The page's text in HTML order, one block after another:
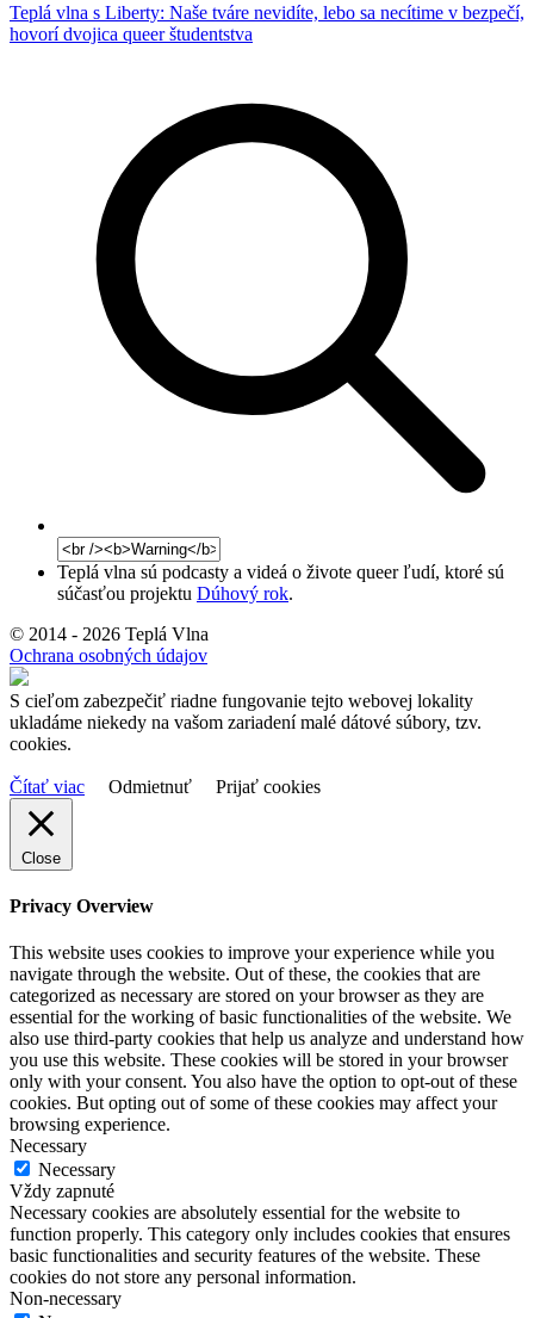
Teplá vlna s Liberty: Naše tváre nevidíte, lebo sa necítime v bezpečí,
hovorí dvojica queer študentstva
Teplá vlna sú podcasty a videá o živote queer ľudí, ktoré sú
súčasťou projektu Dúhový rok.
© 2014 - 2026 Teplá Vlna
Ochrana osobných údajov
S cieľom zabezpečiť riadne fungovanie tejto webovej lokality
ukladáme niekedy na vašom zariadení malé dátové súbory, tzv.
cookies.
Čítať viac Odmietnuť Prijať cookies
Close
Privacy Overview
This website uses cookies to improve your experience while you
navigate through the website. Out of these, the cookies that are
categorized as necessary are stored on your browser as they are
essential for the working of basic functionalities of the website. We
also use third-party cookies that help us analyze and understand how
you use this website. These cookies will be stored in your browser
only with your consent. You also have the option to opt-out of these
cookies. But opting out of some of these cookies may affect your
browsing experience.
Necessary
Necessary
Vždy zapnuté
Necessary cookies are absolutely essential for the website to
function properly. This category only includes cookies that ensures
basic functionalities and security features of the website. These
cookies do not store any personal information.
Non-necessary